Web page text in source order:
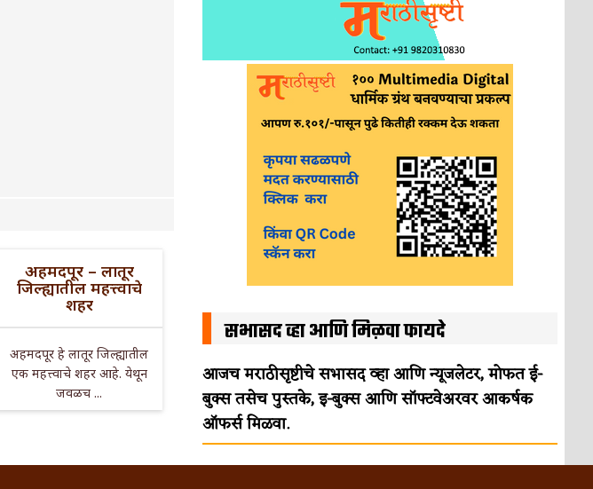
अहमदपूर – लातूर
जिल्ह्यातील महत्त्वाचे
शहर
अहमदपूर हे लातूर जिल्ह्यातील
एक महत्त्वाचे शहर आहे. येथून
जवळच ...
सभासद व्हा आणि मिळवा फायदे
आजच मराठीसृष्टीचे सभासद व्हा आणि न्यूजलेटर, मोफत ई-
बुक्स तसेच पुस्तके, इ-बुक्स आणि सॉफ्टवेअरवर आकर्षक
ऑफर्स मिळवा.